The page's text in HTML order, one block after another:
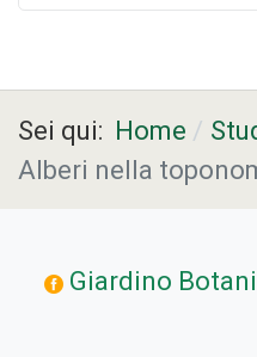
Sei qui: Home
Alberi nella
Giardino